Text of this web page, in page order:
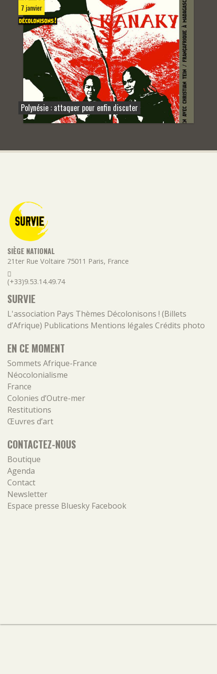
7 janvier
Polynésie : attaquer pour enfin discuter
SIÈGE NATIONAL
21ter Rue Voltaire 75011 Paris, France
(+33)9.53.14.49.74
SURVIE
L'association Pays Thèmes Décolonisons ! (Billets
d’Afrique) Publications Mentions légales Crédits photo
EN CE MOMENT
Sommets Afrique-France
Néocolonialisme
France
Colonies d’Outre-mer
Restitutions
Œuvres d’art
CONTACTEZ-NOUS
Boutique
Agenda
Contact
Newsletter
Espace presse Bluesky Facebook